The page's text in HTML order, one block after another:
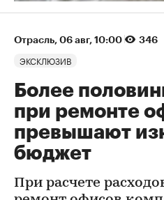
Отрасль⁠, 06 авг, 10:00 346
ЭКСКЛЮЗИВ
Более
при ремонте
превышают
бюджет
При расчете